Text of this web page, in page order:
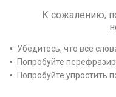
К сожалению,
Убедитесь, что все
Попробуйте
Попробуйте упростить